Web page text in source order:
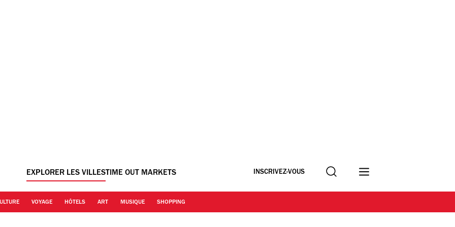
EXPLORER LES VILLESTIME OUT MARKETS INSCRIVEZ-VOUS Recherche
VOYAGE HÔTELS ART MUSIQUE SHOPPING